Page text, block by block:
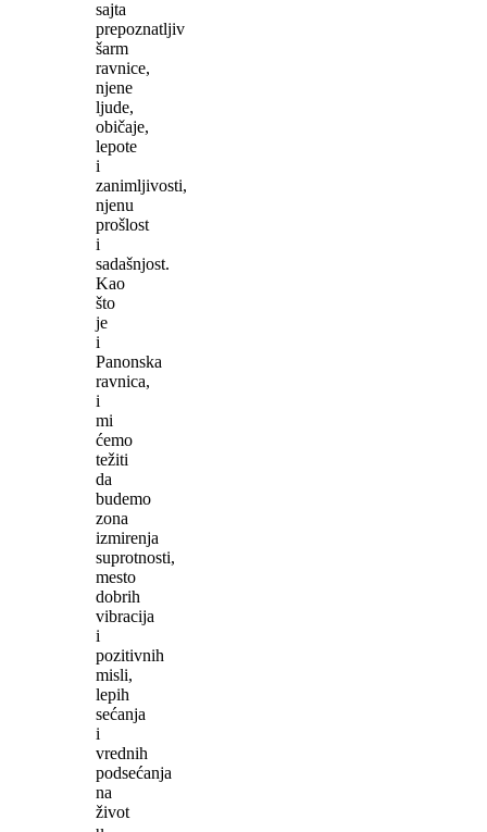
sajta
prepoznatljiv
šarm
ravnice,
njene
ljude,
običaje,
lepote
i
zanimljivosti,
njenu
prošlost
i
sadašnjost.
Kao
što
je
i
Panonska
ravnica,
i
mi
ćemo
težiti
da
budemo
zona
izmirenja
suprotnosti,
mesto
dobrih
vibracija
i
pozitivnih
misli,
lepih
sećanja
i
vrednih
podsećanja
na
život